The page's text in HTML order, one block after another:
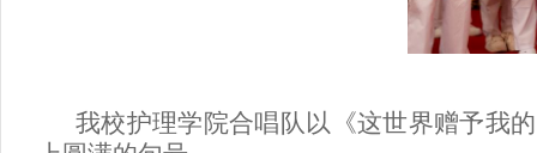
我校护理学院合唱队以《这世界赠予我